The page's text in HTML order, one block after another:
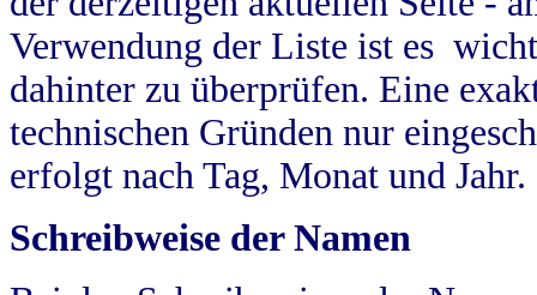
Verwendung der Liste ist es
dahinter zu überprüfen. Eine
technischen Gründen nur
erfolgt nach Tag, Monat und Jahr.
Schreibweise der Namen